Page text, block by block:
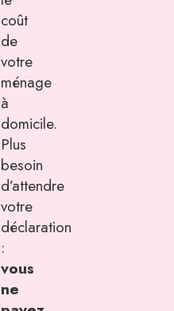
coût
de
votre
ménage
à
domicile.
Plus
besoin
d’attendre
votre
déclaration
:
vous
ne